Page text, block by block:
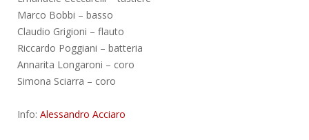
Marco Bobbi – basso
Claudio Grigioni – flauto
Riccardo Poggiani – batteria
Annarita Longaroni – coro
Simona Sciarra – coro
Info: Alessandro Acciaro